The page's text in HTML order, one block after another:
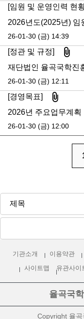
[임원 및 운영인력 현
2026년도(2025년) 임
26-01-30 (금) 14:39
[정관 및 규정] 첨부파일
재단법인 율곡국학진
26-01-30 (금) 12:11
[경영목표] 첨부파일
2026년 주요업무계획
26-01-30 (금) 12:00
기관소개 이용약관
사이트맵
유관사이
율곡국
Copyright 율곡